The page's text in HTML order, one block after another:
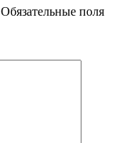
Обязательные поля